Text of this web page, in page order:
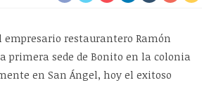
empresario restaurantero Ramón
primera sede de Bonito en la colonia
en San Ángel, hoy el exitoso